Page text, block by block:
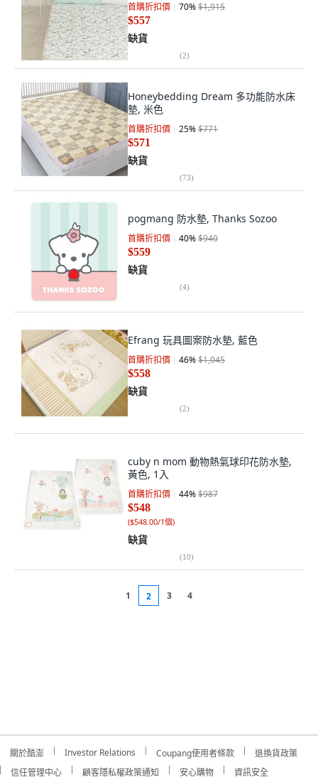
首購折扣價 70%$1,915
$557
缺貨
(2)
Honeybedding Dream 多功能防水床
墊, 米色
首購折扣價 25%$771
$571
缺貨
(73)
pogmang 防水墊, Thanks Sozoo
首購折扣價 40%$940
$559
缺貨
(4)
Efrang 玩具圖案防水墊, 藍色
首購折扣價 46%$1,045
$558
缺貨
(2)
cuby n mom 動物熱氣球印花防水墊,
黃色, 1入
首購折扣價 44%$987
$548
($548.00/1個)
缺貨
(10)
1 2 3 4
關於酷澎 Investor Relations Coupang使用者條款
退換貨政策
信任管理中心
顧客隱私權政策通知 安心購物 資訊安全